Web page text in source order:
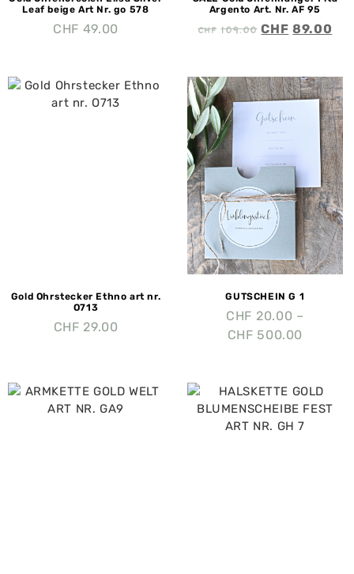
Leaf beige Art Nr. go 578
CHF 49.00
Argento Art. Nr. AF 95
CHF109.00 CHF 89.00
Gold Ohrstecker Ethno art nr.
O713
CHF 29.00
GUTSCHEIN G 1
CHF 20.00 –
CHF 500.00